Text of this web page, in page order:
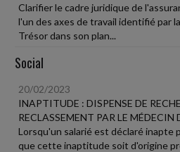
Clarifier le cadre juridique de
l'un des axes de travail identifié par
Trésor dans son plan...
Social
20/02/2023
INAPTITUDE : DISPENSE DE
RECLASSEMENT PAR LE MÉDECIN
Lorsqu'un salarié est déclaré inapte
que cette inaptitude soit d'origine